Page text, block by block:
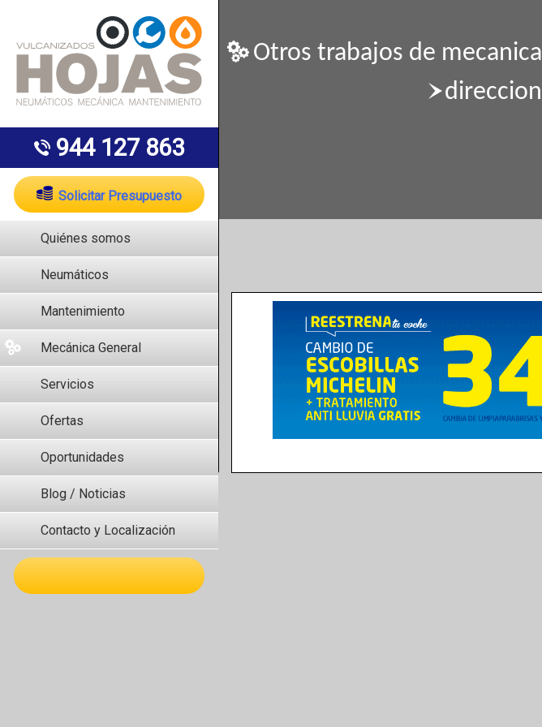
944 127 863
Solicitar Presupuesto
Quiénes somos
Neumáticos
Mantenimiento
Mecánica General
Servicios
Ofertas
Oportunidades
Blog / Noticias
Contacto y Localización
Otros trabajos de mecanica
direccion